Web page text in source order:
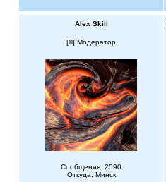
Alex Skill
[ ] Модератор
Сообщения: 2590
Откуда: Минск